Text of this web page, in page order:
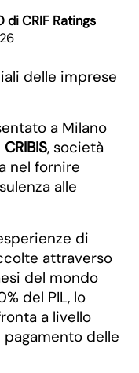
di CRIF Ratings
a Milano
CRIBIS, società
nel fornire
alle
di
attraverso
del mondo
del PIL, lo
a livello
delle